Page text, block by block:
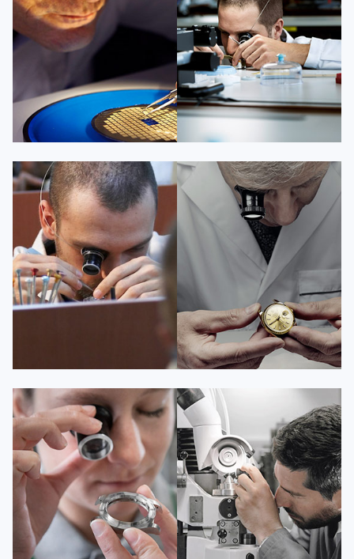
的高级技师之一
Beijing PatekPhilippe Maintain
center
 百达翡丽维修
的高级技师之一
Shanghai PatekPhilippe Maintain
center
 百达翡丽维修
杰登·奥斯卡里昂
资深百达翡丽技师
是百达翡丽维修服务中心
(百达翡丽保养中心)
的高级技师之一
Guangzhou PatekPhilippe Maintain
center
查尔斯·彼得艾伯特
资深百达翡丽技师
是百达翡丽维修服务中心
(百达翡丽保养中心)
的高级技师之一
Shenzhen PatekPhilippe Maintain
 百达翡丽维修
安尼塔·阿普里尔
资深百达翡丽技师
是百达翡丽维修服务中心
(百达翡丽保养中心)
的高级技师之一
Tianjin PatekPhilippe Maintain
 百达翡丽维修
贝亚特·布兰奇
资深百达翡丽技师
是百达翡丽维修服务中心
(百达翡丽保养中心)
的高级技师之一
Nanjing PatekPhilippe Maintain
center
 百达翡丽维修